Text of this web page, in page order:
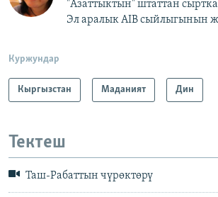
"Азаттыктын" штаттан
Эл аралык AIB сыйлыгынын
Куржундар
Кыргызстан Маданият Дин
Тектеш
Таш-Рабаттын чүрөктөрү